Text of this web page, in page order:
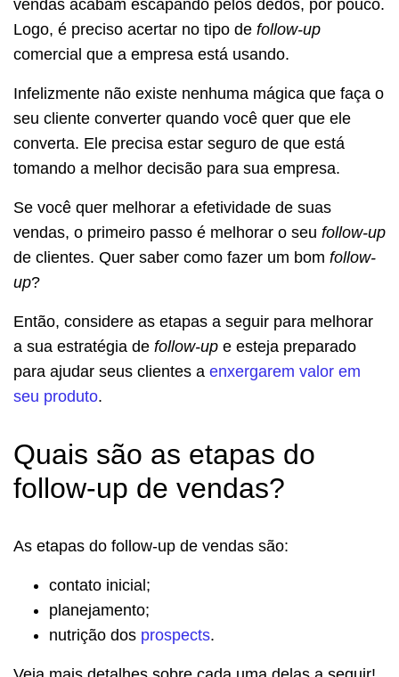
vendas acabam escapando pelos dedos, por pouco.
Logo, é preciso acertar no tipo de follow-up
comercial que a empresa está usando.
Infelizmente não existe nenhuma mágica que faça o
seu cliente converter quando você quer que ele
converta. Ele precisa estar seguro de que está
tomando a melhor decisão para sua empresa.
Se você quer melhorar a efetividade de suas
vendas, o primeiro passo é melhorar o seu follow-up
de clientes. Quer saber como fazer um bom follow-
up?
Então, considere as etapas a seguir para melhorar
a sua estratégia de follow-up e esteja preparado
para ajudar seus clientes a enxergarem valor em
seu produto.
Quais são as etapas do
follow-up de vendas?
As etapas do follow-up de vendas são:
contato inicial;
planejamento;
nutrição dos prospects.